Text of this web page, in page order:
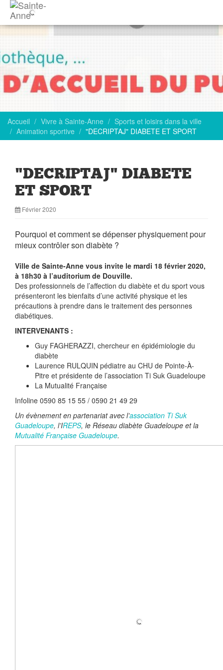
Accueil Vivre à Sainte-Anne
Sports et loisirs dans la ville
Animation sportive
"DECRIPTAJ" DIABETE ET SPORT
"DECRIPTAJ" DIABETE
ET SPORT
Février 2020
Pourquoi et comment se dépenser physiquement pour
mieux contrôler son diabète ?
Ville de Sainte-Anne vous invite le mardi 18 février 2020,
à 18h30 à l’auditorium de Douville.
Des professionnels de l’affection du diabète et du sport vous
présenteront les bienfaits d’une activité physique et les
précautions à prendre dans le traitement des personnes
diabétiques.
INTERVENANTS :
Guy FAGHERAZZI, chercheur en épidémiologie du
diabète
Laurence RULQUIN pédiatre au CHU de Pointe-À-
Pitre et présidente de l’association Ti Suk Guadeloupe
La Mutualité Française
Infoline 0590 85 15 55 / 0590 21 49 29
Un évènement en partenariat avec l’association Ti Suk
Guadeloupe, l’IREPS, le Réseau diabète Guadeloupe et la
Mutualité Française Guadeloupe.